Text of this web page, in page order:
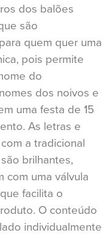
dos balões
são
quem quer uma
pois permite
do
dos noivos e
uma festa de 15
As letras e
a tradicional
brilhantes,
com uma válvula
facilita o
O conteúdo
individualmente